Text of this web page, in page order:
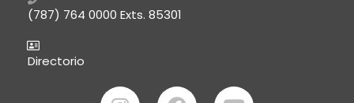
(787) 764 0000 Exts. 85301
Directorio